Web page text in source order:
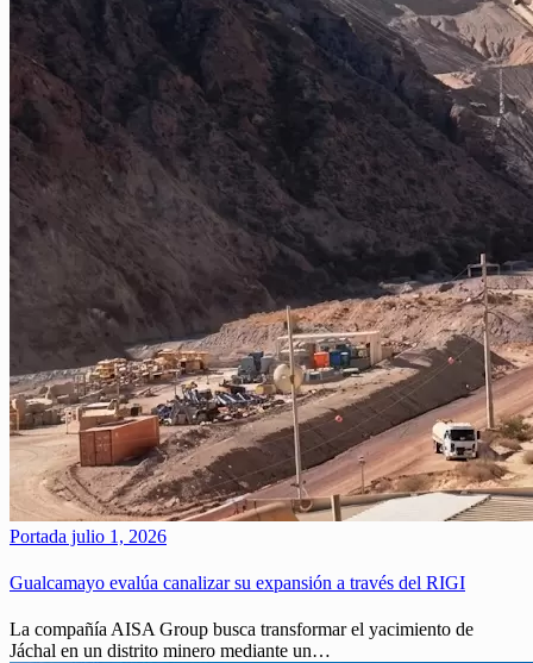
Portada julio 1, 2026
Gualcamayo evalúa canalizar su expansión a través del RIGI
La compañía AISA Group busca transformar el yacimiento de
Jáchal en un distrito minero mediante un…